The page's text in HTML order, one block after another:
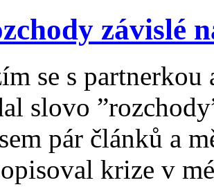
závislé
se s
slovo
pár článků a
krize v